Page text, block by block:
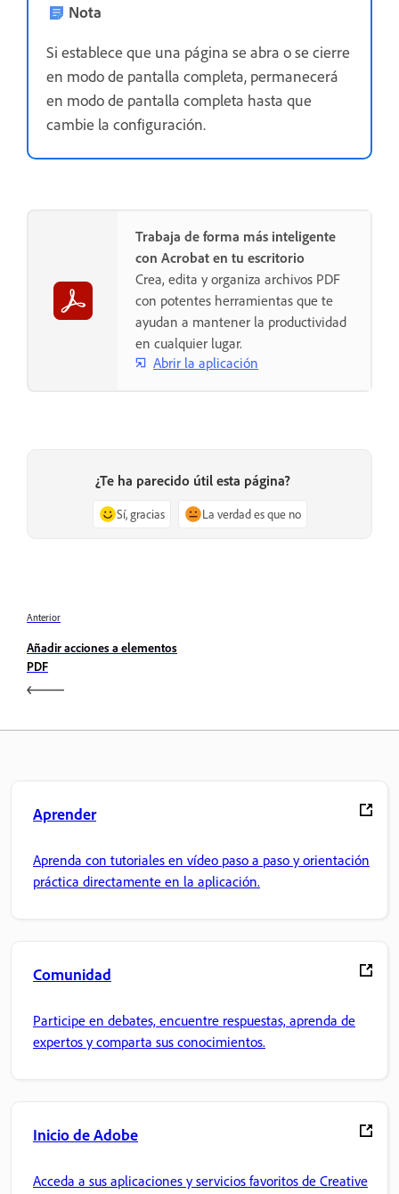
Nota
Si establece que una página se abra o se cierre
en modo de pantalla completa, permanecerá
en modo de pantalla completa hasta que
cambie la configuración.
Trabaja de forma más inteligente
con Acrobat en tu escritorio
Crea, edita y organiza archivos PDF
con potentes herramientas que te
ayudan a mantener la productividad
en cualquier lugar.
Abrir la aplicación
¿Te ha parecido útil esta página?
Sí, gracias La verdad es que no
Anterior
Añadir acciones a elementos
PDF
Aprender
Aprenda con tutoriales en vídeo paso a paso y orientación
práctica directamente en la aplicación.
Comunidad
Participe en debates, encuentre respuestas, aprenda de
expertos y comparta sus conocimientos.
Inicio de Adobe
Acceda a sus aplicaciones y servicios favoritos de Creative